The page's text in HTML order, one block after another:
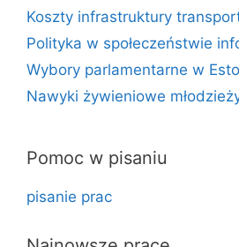
Koszty infrastruktury
Polityka w społeczeństwie
Wybory parlamentarne w
Nawyki żywieniowe
Pomoc w pisaniu
pisanie prac